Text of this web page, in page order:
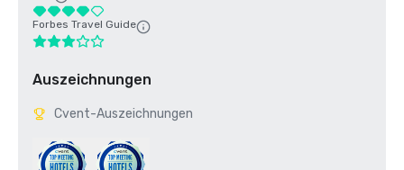
Forbes Travel Guide
Auszeichnungen
Cvent-Auszeichnungen